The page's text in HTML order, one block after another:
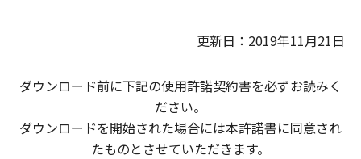
更新日：2019年11月21日
ダウンロード前に下記の使用許諾契約書を必ずお読みく
ださい。
ダウンロードを開始された場合には本許諾書に同意され
たものとさせていただきます。